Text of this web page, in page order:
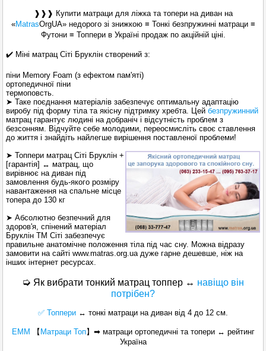
❱❱❱ Купити матраци для ліжка та топери на диван на
«MatrasOrgUA» недорого зі знижкою ≡ Тонкі безпружинні матраци ≡
Футони ≡ Топпери в Україні продаж по акційній ціні.
✔️ Міні матрац Сіті Бруклін створений з:
піни Memory Foam (з ефектом пам'яті)
ортопедичної піни
термоповсть.
➤ Таке поєднання матеріалів забезпечує оптимальну адаптацію
виробу під форму тіла та якісну підтримку хребта. Цейбезпружинний
матрац гарантує людині на добраніч і відсутність проблем з
безсонням. Відчуйте себе молодими, переосмисліть своє ставлення
до життя і знайдіть найлегше вирішення поставленої проблеми!
➤ Топпери матрац Сіті Бруклін +
[гарантія] ↔ матрац, що
вирівнює на диван під
замовлення будь-якого розміру
навантаження на спальне місце
топера до 130 кг
➤ Абсолютно безпечний для
здоров'я, спінений матеріал
Бруклін ТМСіті забезпечує
правильне анатомічне положення тіла під час сну. Можна відразу
замовити на сайті www.matras.org.uaдуже гарне дешевше, ніж на
інших інтернет ресурсах.
➭ Як вибрати тонкий матрац топпер ↔ навіщо він
потрібен?
✅ Топпери ↔ тонкі матраци на диван від 4 до 12 см.
ЕММ 【 Матраци Топ】 ➡ матраци ортопедичні та топери ↔ рейтинг
Україна